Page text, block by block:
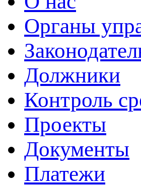
Органы
Должники
Контроль
Проекты
Документы
Платежи